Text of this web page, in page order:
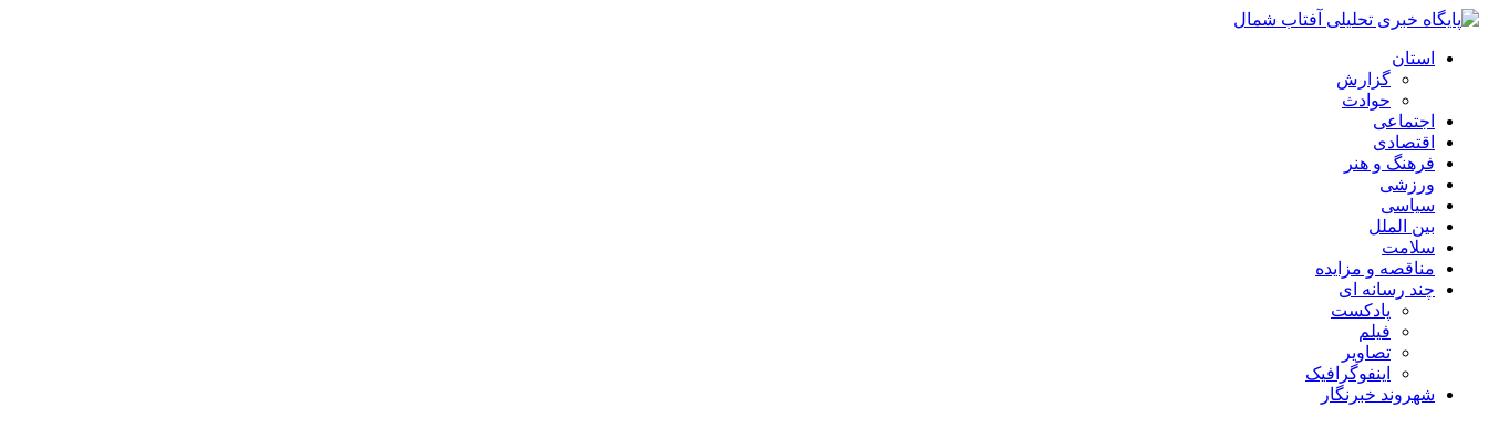
استان
گزارش
حوادث
اجتماعی
اقتصادی
فرهنگ و هنر
ورزشی
سیاسی
بین الملل
سلامت
مناقصه و مزایده
چند رسانه ای
پادکست
فیلم
تصاویر
اینفوگرافیک
شهروند خبرنگار